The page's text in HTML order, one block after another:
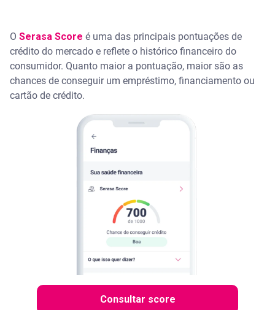
O Serasa Score é uma das principais pontuações de
crédito do mercado e reflete o histórico financeiro do
consumidor. Quanto maior a pontuação, maior são as
chances de conseguir um empréstimo, financiamento ou
cartão de crédito.
Consultar score